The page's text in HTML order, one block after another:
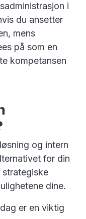
i
du ansetter
mens
på som en
kompetansen
og intern
for din
dine.
er en viktig